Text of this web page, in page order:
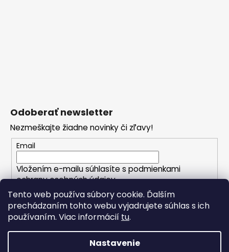
Tento web používa súbory cookie. Ďalším
prechádzaním tohto webu vyjadrujete súhlas s ich
používaním. Viac informácií tu.
Nastavenie
Odoberať newsletter
Nezmeškajte žiadne novinky či zľavy!
Email
Vložením e-mailu súhlasíte spodmienkami
ochrany osobných údajov
PRIHLÁSIŤ SA